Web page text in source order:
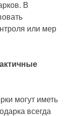
В
или мер
могут иметь
всегда